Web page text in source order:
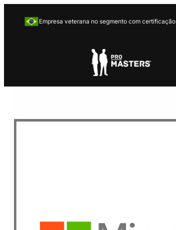
Empresa veterana no segmento com certificação